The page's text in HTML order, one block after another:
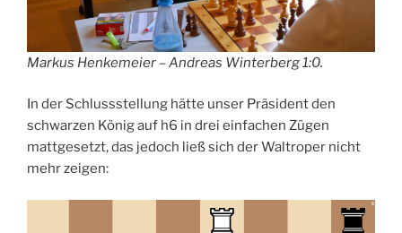
Markus Henkemeier – Andreas Winterberg 1:0.
In der Schlussstellung hätte unser Präsident den
schwarzen König auf h6 in drei einfachen Zügen
mattgesetzt, das jedoch ließ sich der Waltroper nicht
mehr zeigen: